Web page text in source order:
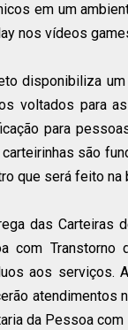
em um
nos vídeos
disponibiliza
voltados para
para
carteirinhas são
que será feito na
das Carteiras
com
aos serviços.
atendimentos
da Pessoa com